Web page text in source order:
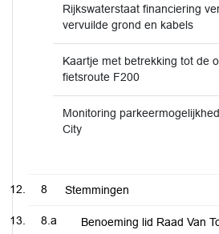
Rijkswaterstaat financiering
vervuilde grond en kabels
Kaartje met betrekking tot de
fietsroute F200
Monitoring
City
8 Stemmingen
8.a
Benoeming lid Raad Van